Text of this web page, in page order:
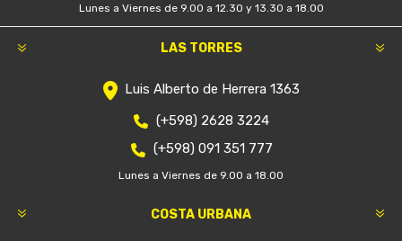
Lunes a Viernes de 9.00 a 12.30 y 13.30 a 18.00
LAS TORRES
Luis Alberto de Herrera 1363
(+598) 2628 3224
(+598) 091 351 777
Lunes a Viernes de 9.00 a 18.00
COSTA URBANA